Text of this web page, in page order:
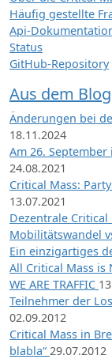
Häufig gestellte
Api-
Status
GitHub-Repository
Aus dem Blog
Änderungen bei
18.11.2024
Am 26.
24.08.2021
Critical Mass:
13.07.2021
Dezentrale Critical
Mobilitätswandel
Ein einzigartiges
All Critical Mass is
WE ARE TRAFFIC
Teilnehmer der
02.09.2012
Critical Mass in
blabla“ 29.07.2012